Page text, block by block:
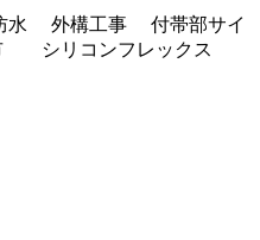
水 外構工事 付帯部サイ
シリコンフレックス